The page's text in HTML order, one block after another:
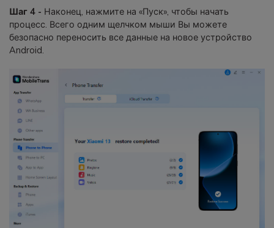
Шаг 4 - Наконец, нажмите на «Пуск», чтобы начать
процесс. Всего одним щелчком мыши Вы можете
безопасно переносить все данные на новое устройство
Android.